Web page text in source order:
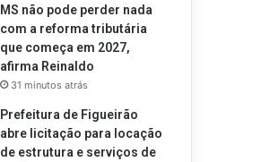
MS não pode perder nada
com a reforma tributária
que começa em 2027,
afirma Reinaldo
31 minutos atrás
Prefeitura de Figueirão
abre licitação para locação
de estrutura e serviços de